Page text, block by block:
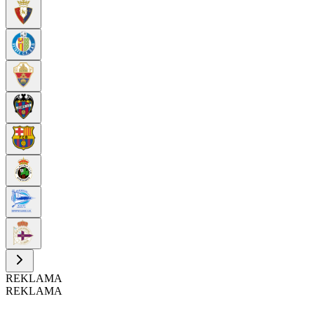
REKLAMA
REKLAMA